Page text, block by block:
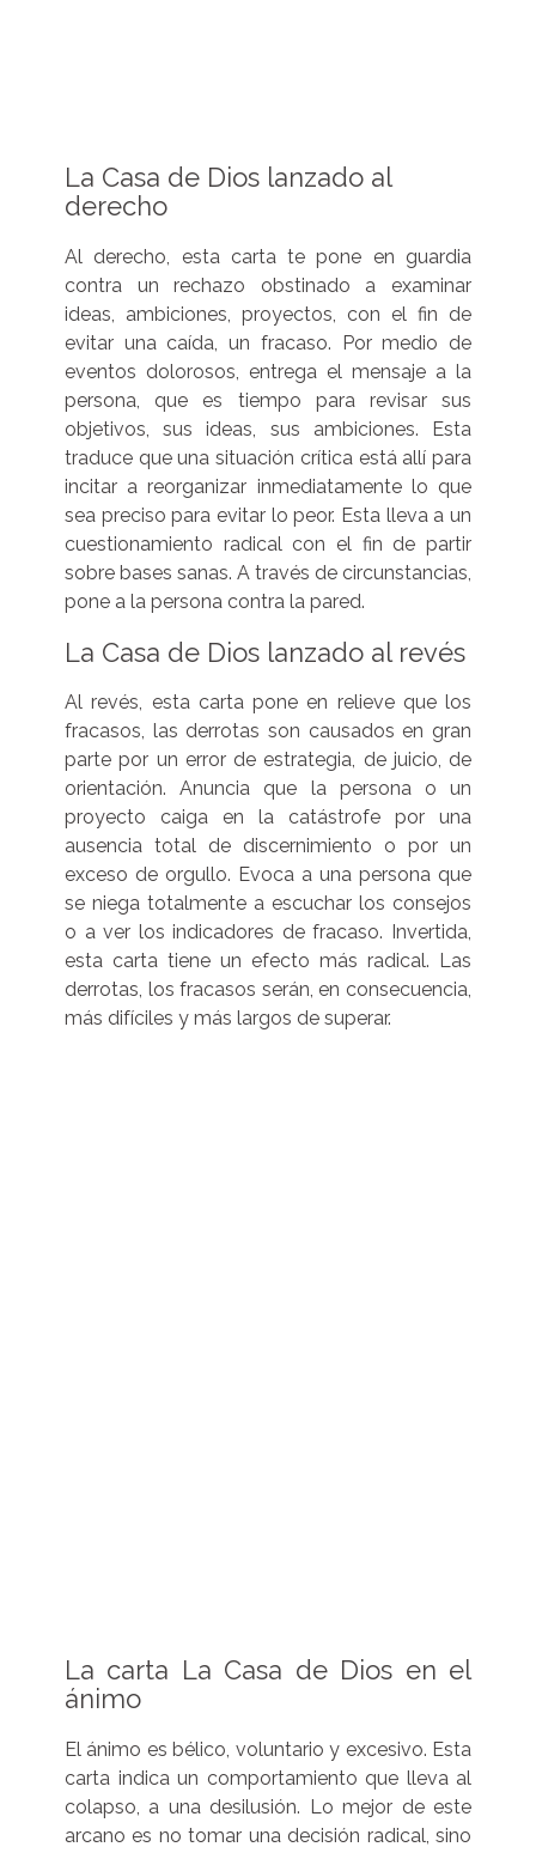
La Casa de Dios lanzado al
derecho
Al derecho, esta carta te pone en guardia
contra un rechazo obstinado a examinar
ideas, ambiciones, proyectos, con el fin de
evitar una caída, un fracaso. Por medio de
eventos dolorosos, entrega el mensaje a la
persona, que es tiempo para revisar sus
objetivos, sus ideas, sus ambiciones. Esta
traduce que una situación crítica está allí para
incitar a reorganizar inmediatamente lo que
sea preciso para evitar lo peor. Esta lleva a un
cuestionamiento radical con el fin de partir
sobre bases sanas. A través de circunstancias,
pone a la persona contra la pared.
La Casa de Dios lanzado al revés
Al revés, esta carta pone en relieve que los
fracasos, las derrotas son causados en gran
parte por un error de estrategia, de juicio, de
orientación. Anuncia que la persona o un
proyecto caiga en la catástrofe por una
ausencia total de discernimiento o por un
exceso de orgullo. Evoca a una persona que
se niega totalmente a escuchar los consejos
o a ver los indicadores de fracaso. Invertida,
esta carta tiene un efecto más radical. Las
derrotas, los fracasos serán, en consecuencia,
más difíciles y más largos de superar.
La carta La Casa de Dios en el
ánimo
El ánimo es bélico, voluntario y excesivo. Esta
carta indica un comportamiento que lleva al
colapso, a una desilusión. Lo mejor de este
arcano es no tomar una decisión radical, sino